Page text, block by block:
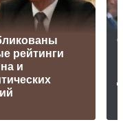
рейтинги
и